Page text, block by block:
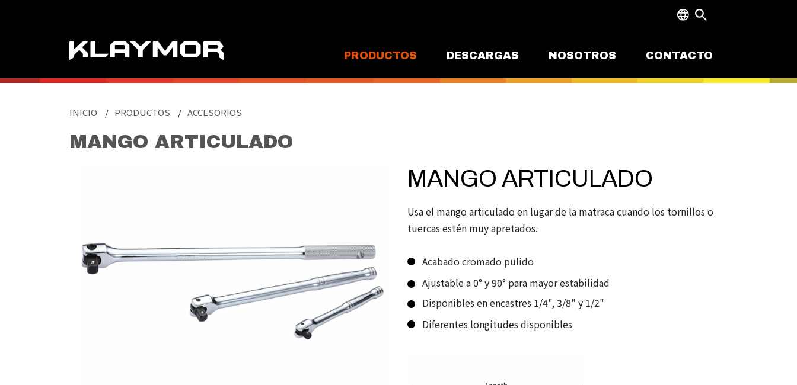
PRODUCTOS
ACCESORIOS
MANGO CORREDIZO EN T
PRODUCTOS DESCARGAS NOSOTROS CONTACTO
INICIO / PRODUCTOS / ACCESORIOS
MANGO ARTICULADO
MANGO ARTICULADO
Usa el mango articulado en lugar de la matraca cuando los tornillos o
tuercas estén muy apretados.
Acabado cromado pulido
Ajustable a 0° y 90° para mayor estabilidad
Disponibles en encastres 1/4", 3/8" y 1/2"
Diferentes longitudes disponibles